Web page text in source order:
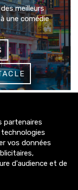
meilleurs
une comédie
partenaires
vos données
d'audience et de